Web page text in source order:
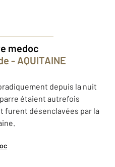
medoc
- AQUITAINE
depuis la nuit
étaient autrefois
furent désenclavées par la